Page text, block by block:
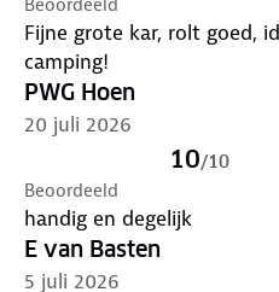
Fijne grote kar, rolt goed,
camping!
PWG Hoen
20 juli 2026
10/10
Beoordeeld
handig en degelijk
E van Basten
5 juli 2026